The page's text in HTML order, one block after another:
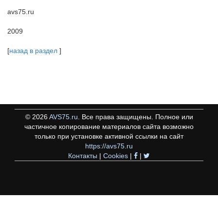
avs75.ru
2009
[назад в раздел ]
© 2026 AVS75.ru . Все права защищены. Полное или
частичное копирование материалов сайта возможно
только при установке активной ссылки на сайт
https://avs75.ru
Контакты | Cookies | |